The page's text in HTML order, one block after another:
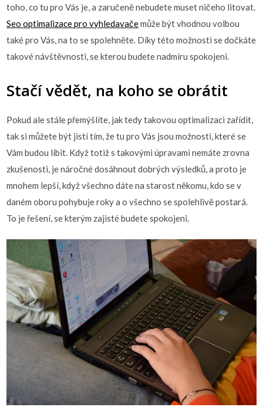
toho, co tu pro Vás je, a zaručeně nebudete muset ničeho litovat.
Seo optimalizace pro vyhledavačemůže být vhodnou volbou
také pro Vás, na to se spolehněte. Díky této možnosti se dočkáte
takové návštěvnosti, se kterou budete nadmíru spokojeni.
Stačí vědět, na koho se obrátit
Pokud ale stále přemýšlíte, jak tedy takovou optimalizaci zařídit,
tak si můžete být jistí tím, že tu pro Vás jsou možnosti, které se
Vám budou líbit. Když totiž s takovými úpravami nemáte zrovna
zkušenosti, je náročné dosáhnout dobrých výsledků, a proto je
mnohem lepší, když všechno dáte na starost někomu, kdo se v
daném oboru pohybuje roky a o všechno se spolehlivě postará.
To je řešení, se kterým zajisté budete spokojeni.